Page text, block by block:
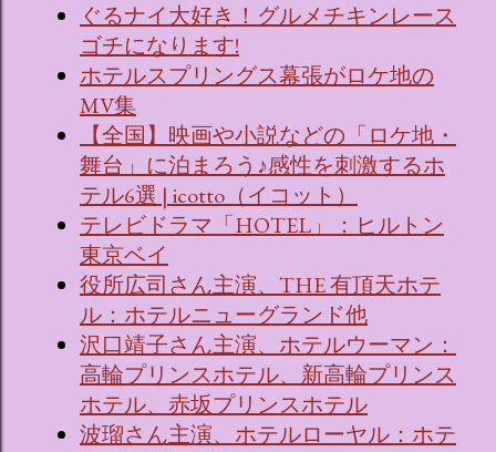
ぐるナイ大好き！グルメチキンレース
ゴチになります!
ホテルスプリングス幕張がロケ地の
MV集
【全国】映画や小説などの「ロケ地・
舞台」に泊まろう♪感性を刺激するホ
テル6選 | icotto（イコット）
テレビドラマ「HOTEL」：ヒルトン
東京ベイ
役所広司さん主演、THE 有頂天ホテ
ル：ホテルニューグランド他
沢口靖子さん主演、ホテルウーマン：
高輪プリンスホテル、新高輪プリンス
ホテル、赤坂プリンスホテル
波瑠さん主演、ホテルローヤル：ホテ